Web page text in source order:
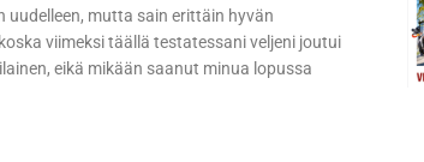
mutta sain erittäin hyvän
viimeksi täällä testatessani veljeni joutui
eikä mikään saanut minua lopussa